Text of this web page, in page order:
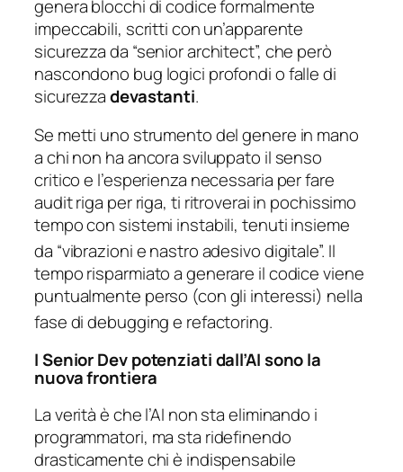
genera blocchi di codice formalmente
impeccabili, scritti con un’apparente
sicurezza da “senior architect”, che però
nascondono bug logici profondi o falle di
sicurezzadevastanti.
Se metti uno strumento del genere in mano
a chi non ha ancora sviluppato il senso
critico e l’esperienza necessaria per fare
auditriga per riga, ti ritroverai in pochissimo
tempo con sistemi instabili, tenuti insieme
da “vibrazioni e nastro adesivo digitale”. Il
tempo risparmiato a generare il codice viene
puntualmente perso (con gli interessi) nella
fase di debugging e refactoring.
I Senior Dev potenziati dall’AI sono la
nuova frontiera
La verità è che l’AI non sta eliminando i
programmatori, ma sta ridefinendo
drasticamente chi è indispensabile